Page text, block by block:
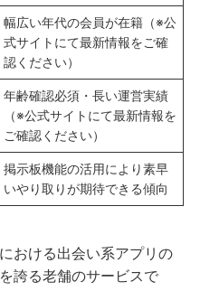
幅広い年代の会員が在籍（※公
式サイトにて最新情報をご確
認ください）
年齢確認必須・長い運営実績
（※公式サイトにて最新情報を
ご確認ください）
掲示板機能の活用により素早
いやり取りが期待できる傾向
おける出会い系アプリの
誇る老舗のサービスで